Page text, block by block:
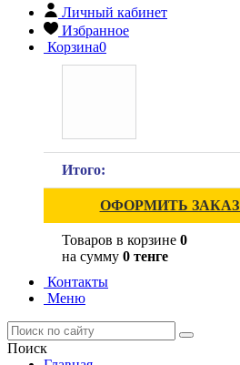
Личный кабинет
Избранное
Корзина0
Итого:
ОФОРМИТЬ ЗАКАЗ
Товаров в корзине 0
на сумму 0 тенге
Контакты
Меню
Поиск